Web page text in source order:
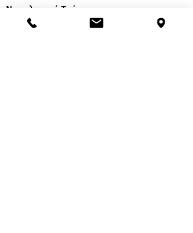
Νοσηλευτικά Τμήματα
Χειμερινό ωράριο: 11.00-13.00
17.30-19.30